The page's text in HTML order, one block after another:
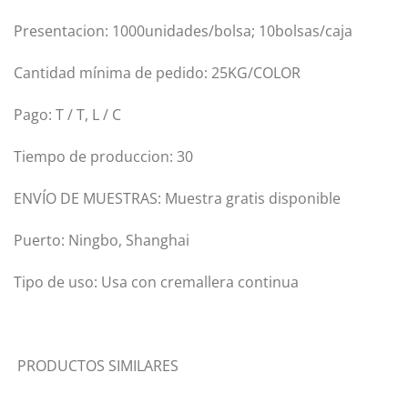
Presentacion: 1000unidades/bolsa; 10bolsas/caja
Cantidad mínima de pedido: 25KG/COLOR
Pago: T / T, L / C
Tiempo de produccion: 30
ENVÍO DE MUESTRAS: Muestra gratis disponible
Puerto: Ningbo, Shanghai
Tipo de uso: Usa con cremallera continua
PRODUCTOS SIMILARES